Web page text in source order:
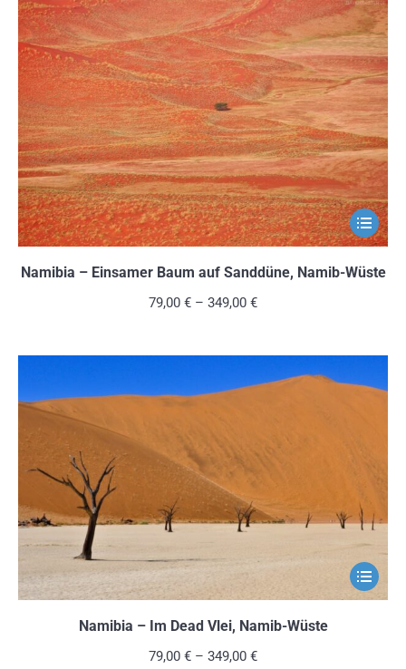
Die
Optionen
können
auf
der
gewählt
werden
Dieses
Produkt
weist
Optionen
gewählt
werden
Namibia – Einsamer Baum auf Sanddüne, Namib-Wüste
79,00 € – 349,00 €
Dieses
Produkt
Namibia – Im Dead Vlei, Namib-Wüste
79,00 € – 349,00 €